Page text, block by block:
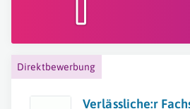
Direktbewerbung
Verlässliche:r